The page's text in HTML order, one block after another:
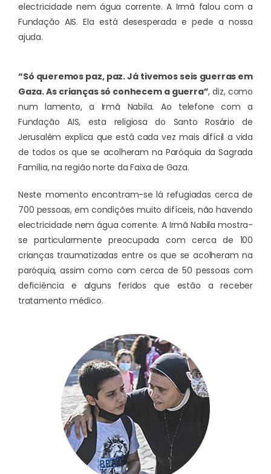
electricidade nem água corrente. A Irmã falou com a
Fundação AIS. Ela está desesperada e pede a nossa
ajuda.
“Só queremos paz, paz. Já tivemos seis guerras em
Gaza. As crianças só conhecem a guerra”, diz, como
num lamento, a Irmã Nabila. Ao telefone com a
Fundação AIS, esta religiosa do Santo Rosário de
Jerusalém explica que está cada vez mais difícil a vida
de todos os que se acolheram na Paróquia da Sagrada
Família, na região norte da Faixa de Gaza.
Neste momento encontram-se lá refugiadas cerca de
700 pessoas, em condições muito difíceis, não havendo
electricidade nem água corrente. A Irmã Nabila mostra-
se particularmente preocupada com cerca de 100
crianças traumatizadas entre os que se acolheram na
paróquia, assim como com cerca de 50 pessoas com
deficiência e alguns feridos que estão a receber
tratamento médico.